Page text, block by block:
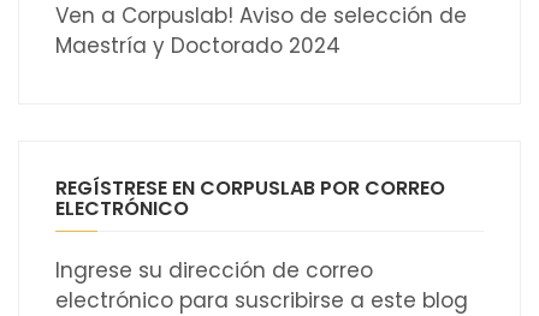
Ven a Corpuslab! Aviso de selección de
Maestría y Doctorado 2024
REGÍSTRESE EN CORPUSLAB POR CORREO
ELECTRÓNICO
Ingrese su dirección de correo
electrónico para suscribirse a este blog